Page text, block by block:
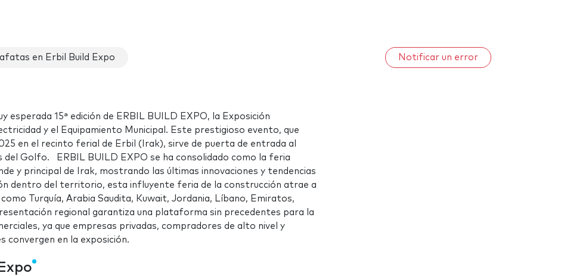
en Erbil Build Expo Notificar un error
esperada 15ª edición de ERBIL BUILD EXPO, la Exposición
y el Equipamiento Municipal. Este prestigioso evento, que
en el recinto ferial de Erbil (Irak), sirve de puerta de entrada al
del Golfo. ERBIL BUILD EXPO se ha consolidado como la feria
y principal de Irak, mostrando las últimas innovaciones y tendencias
dentro del territorio, esta influyente feria de la construcción atrae a
Turquía, Arabia Saudita, Kuwait, Jordania, Líbano, Emiratos,
regional garantiza una plataforma sin precedentes para la
ya que empresas privadas, compradores de alto nivel y
convergen en la exposición.